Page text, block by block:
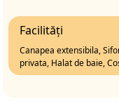
Facilități
Canapea extensibila,
privata, Halat de baie,